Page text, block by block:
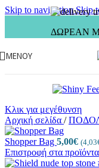
Skip to navigationSkip
ΔΩΡΕΑΝ
ΜΕΝΟΎ
Κλικ για μεγέθυνση
Αρχική σελίδα /
Shopper Bag 5,00€ (4,03
Επιστροφή στα προϊόντα